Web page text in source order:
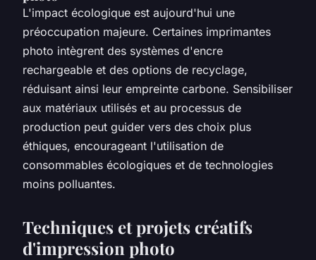
L'impact écologique est aujourd'hui une
préoccupation majeure. Certaines imprimantes
photo intègrent des systèmes d'encre
rechargeable et des options de recyclage,
réduisant ainsi leur empreinte carbone. Sensibiliser
aux matériaux utilisés et au processus de
production peut guider vers des choix plus
éthiques, encourageant l'utilisation de
consommables écologiques et de technologies
moins polluantes.
Techniques et projets créatifs
d'impression photo